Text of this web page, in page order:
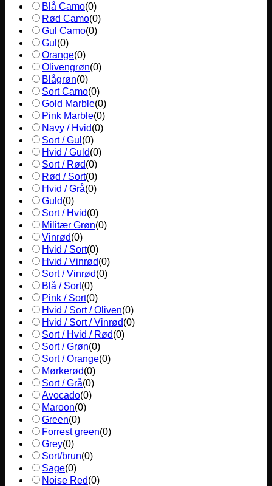
Blå Camo(0)
Rød Camo(0)
Gul Camo(0)
Gul (0)
Orange(0)
Olivengrøn(0)
Blågrøn(0)
Sort Camo(0)
Gold Marble(0)
Pink Marble(0)
Navy / Hvid(0)
Sort / Gul (0)
Hvid / Guld(0)
Sort / Rød(0)
Rød / Sort(0)
Hvid / Grå(0)
Guld(0)
Sort / Hvid(0)
Militær Grøn(0)
Vinrød(0)
Hvid / Sort(0)
Hvid / Vinrød(0)
Sort / Vinrød(0)
Blå / Sort(0)
Pink / Sort(0)
Hvid / Sort / Oliven(0)
Hvid / Sort / Vinrød(0)
Sort / Hvid / Rød(0)
Sort / Grøn(0)
Sort / Orange(0)
Mørkerød(0)
Sort / Grå(0)
Avocado(0)
Maroon(0)
Green(0)
Forrest green(0)
Grey(0)
Sort/brun(0)
Sage(0)
Noise Red(0)